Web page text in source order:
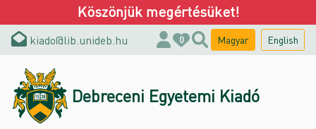
Köszönjük megértésüket!
kiado@lib.unideb.hu 0 Magyar English
Debreceni Egyetemi Kiadó